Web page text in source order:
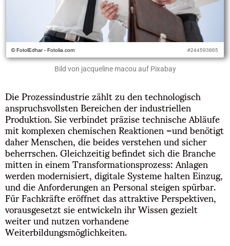
Bild von jacqueline macou auf Pixabay
Die Prozessindustrie zählt zu den technologisch
anspruchsvollsten Bereichen der industriellen
Produktion. Sie verbindet präzise technische Abläufe
mit komplexen chemischen Reaktionen –und benötigt
daher Menschen, die beides verstehen und sicher
beherrschen. Gleichzeitig befindet sich die Branche
mitten in einem Transformationsprozess: Anlagen
werden modernisiert, digitale Systeme halten Einzug,
und die Anforderungen an Personal steigen spürbar.
Für Fachkräfte eröffnet das attraktive Perspektiven,
vorausgesetzt sie entwickeln ihr Wissen gezielt
weiter und nutzen vorhandene
Weiterbildungsmöglichkeiten.